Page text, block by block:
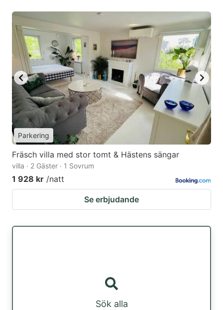
Parkering
Fräsch villa med stor tomt & Hästens sängar
villa · 2 Gäster · 1 Sovrum
1 928 kr /natt
Se erbjudande
Sök alla